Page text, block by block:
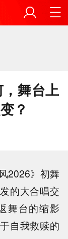
舞台上
？
2026》初舞
的大合唱交
舞台的缩影
自我救赎的